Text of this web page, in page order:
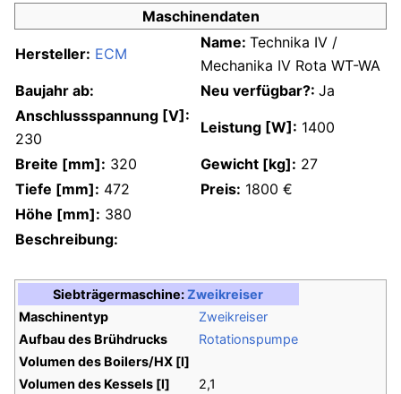
Maschinendaten
Hersteller: ECM
Name: Technika IV /
Mechanika IV Rota WT-WA
Baujahr ab:
Neu verfügbar?: Ja
Anschlussspannung [V]:
230
Leistung [W]: 1400
Breite [mm]: 320 Gewicht [kg]: 27
Tiefe [mm]: 472 Preis: 1800 €
Höhe [mm]: 380
Beschreibung:
Siebträgermaschine:Zweikreiser
Maschinentyp
Zweikreiser
Aufbau des Brühdrucks
Rotationspumpe
Volumen des Boilers/HX [l]
Volumen des Kessels [l]
2,1